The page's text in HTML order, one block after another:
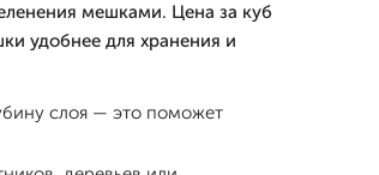
мешками. Цена за куб
удобнее для хранения и
слоя — это поможет